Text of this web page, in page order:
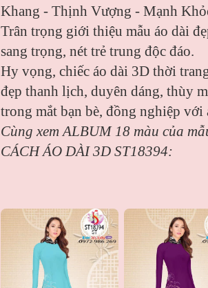
Khang - Thịnh Vượng - Mạnh
Trân trọng giới thiệu mẫu áo dài
sang trọng, nét trẻ trung độc đáo.
Hy vọng, chiếc áo dài 3D thời
đẹp thanh lịch, duyên dáng, thùy
trong mắt bạn bè, đồng nghiệp
Cùng xem ALBUM 18 màu của
CÁCH ÁO DÀI 3D ST18394: